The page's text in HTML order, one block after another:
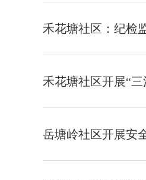
禾花塘社区：纪检
禾花塘社区开展“
岳塘岭社区开展安